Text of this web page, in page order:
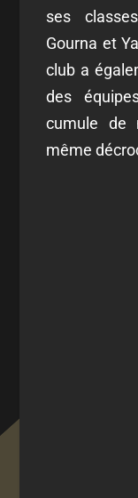
ses
Gourna et
club a
des
cumule de
même